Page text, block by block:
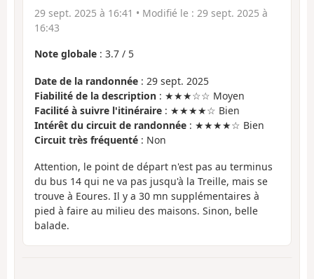
29 sept. 2025 à 16:41 • Modifié le : 29 sept. 2025 à
16:43
Note globale : 3.7 / 5
Date de la randonnée : 29 sept. 2025
Fiabilité de la description : ★★★☆☆ Moyen
Facilité à suivre l'itinéraire : ★★★★☆ Bien
Intérêt du circuit de randonnée : ★★★★☆ Bien
Circuit très fréquenté : Non
Attention, le point de départ n'est pas au terminus
du bus 14 qui ne va pas jusqu'à la Treille, mais se
trouve à Eoures. Il y a 30 mn supplémentaires à
pied à faire au milieu des maisons. Sinon, belle
balade.